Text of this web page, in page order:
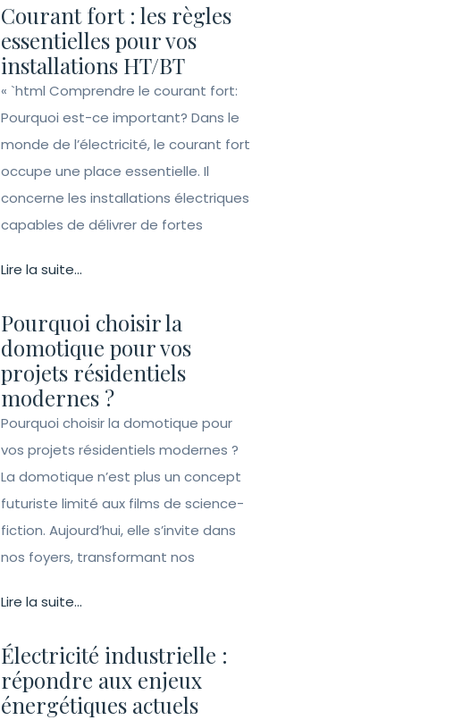
Courant fort : les règles
essentielles pour vos
installations HT/BT
« `html Comprendre le courant fort:
Pourquoi est-ce important? Dans le
monde de l’électricité, le courant fort
occupe une place essentielle. Il
concerne les installations électriques
capables de délivrer de fortes
Lire la suite...
Pourquoi choisir la
domotique pour vos
projets résidentiels
modernes ?
Pourquoi choisir la domotique pour
vos projets résidentiels modernes ?
La domotique n’est plus un concept
futuriste limité aux films de science-
fiction. Aujourd’hui, elle s’invite dans
nos foyers, transformant nos
Lire la suite...
Électricité industrielle :
répondre aux enjeux
énergétiques actuels